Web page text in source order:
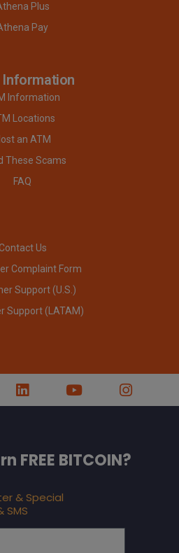
Plus
Pay
Information
Information
Locations
an ATM
These Scams
FAQ
Us
Complaint Form
Support (U.S.)
Support (LATAM)
FREE BITCOIN?
& Special
SMS